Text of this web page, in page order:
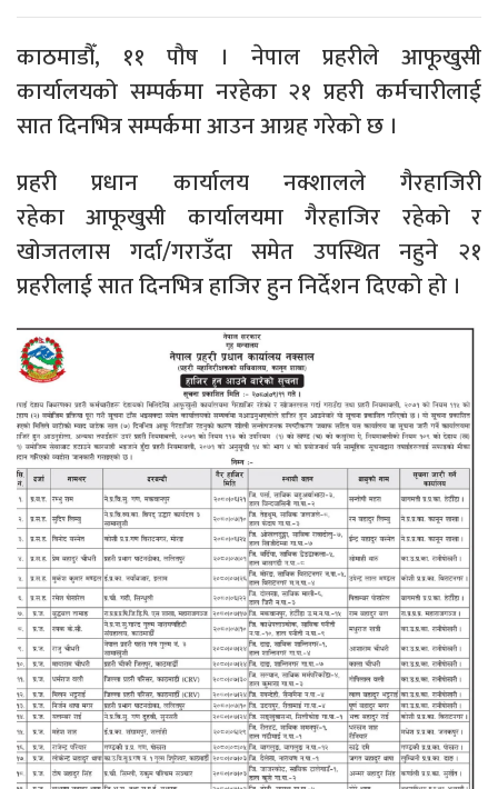
काठमाडौँ, ११ पौष । नेपाल प्रहरीले आफूखुसी
कार्यालयको सम्पर्कमा नरहेका २१ प्रहरी कर्मचारीलाई
सात दिनभित्र सम्पर्कमा आउन आग्रह गरेको छ ।
प्रहरी प्रधान कार्यालय नक्शालले गैरहाजिरी
रहेका आफूखुसी कार्यालयमा गैरहाजिर रहेको र
खोजतलास गर्दा/गराउँदा समेत उपस्थित नहुने २१
प्रहरीलाई सात दिनभित्र हाजिर हुन निर्देशन दिएको हो ।